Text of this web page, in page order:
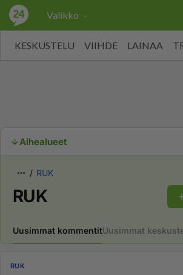
Valikko
KESKUSTELU VIIHDE LAINAA
Aihealueet
RUK
RUK
Uusimmat kommentitUusimmat
RUK